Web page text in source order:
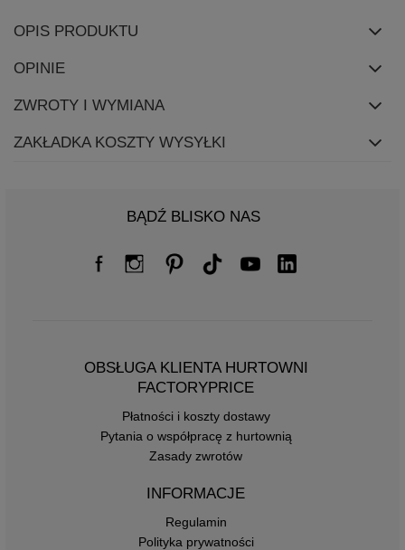
OPIS PRODUKTU
OPINIE
ZWROTY I WYMIANA
ZAKŁADKA KOSZTY WYSYŁKI
BĄDŹ BLISKO NAS
OBSŁUGA KLIENTA HURTOWNI
FACTORYPRICE
Płatności i koszty dostawy
Pytania o współpracę z hurtownią
Zasady zwrotów
INFORMACJE
Regulamin
Polityka prywatności